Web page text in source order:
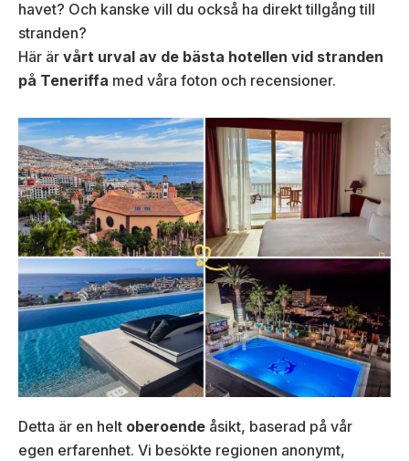
havet? Och kanske vill du också ha direkt tillgång till
stranden?
Här är vårt urval av de bästa hotellen vid stranden
på Teneriffa med våra foton och recensioner.
Detta är en helt oberoende åsikt, baserad på vår
egen erfarenhet. Vi besökte regionen anonymt,